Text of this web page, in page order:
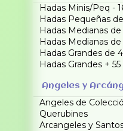
Hadas Minis/Peq -
Hadas Pequeñas
Hadas Medianas
Hadas Medianas
Hadas Grandes de
Hadas Grandes +
Angeles y
Angeles de
Querubines
Arcangeles y